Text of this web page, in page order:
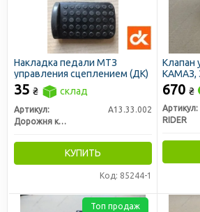
Накладка педали МТЗ
управления сцеплением (ДК)
35 ₴ склад
Артикул:
А13.33.002
Дорожня карта
КУПИТЬ
Код: 85244-1
Клапан
КАМАЗ,
670 ₴
Артикул:
RIDER
Топ продаж